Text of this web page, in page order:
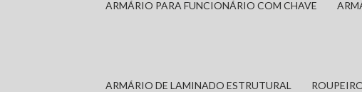
ARMÁRIO PARA FUNCIONÁRIO COM CHAVE
ARMÁRIO DE LAMINADO ESTRUTURAL